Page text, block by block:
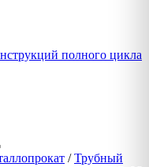
полного цикла
/Трубный